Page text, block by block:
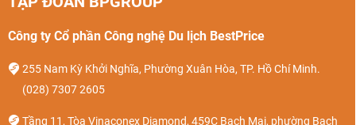
Công ty Cổ phần Công nghệ Du lịch BestPrice
255 Nam Kỳ Khởi Nghĩa, Phường Xuân Hòa, TP. Hồ Chí Minh.
(028) 7307 2605
Tầng 11, Tòa Vinaconex Diamond, 459C Bạch Mai, phường Bạch